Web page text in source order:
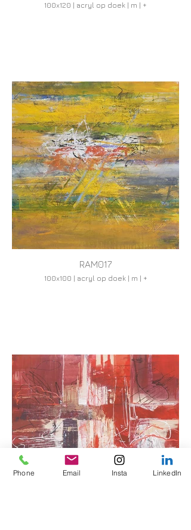
100x120 | acryl op doek | m | +
RAM017
100x100 | acryl op doek | m | +
Phone Email Insta LinkedIn